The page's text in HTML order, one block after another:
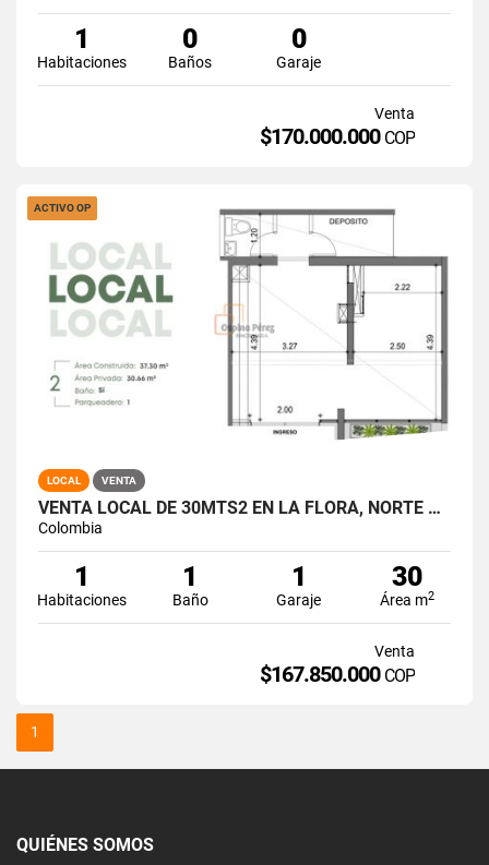
1
Habitaciones
0
Baños
0
Garaje
Venta
$170.000.000 COP
ACTIVO OP
LOCAL VENTA
VENTA LOCAL DE 30MTS2 EN LA FLORA, NORTE DE CALI,12055.
Colombia
1
Habitaciones
1
Baño
1
Garaje
30
Área m2
Venta
$167.850.000 COP
1
QUIÉNES SOMOS